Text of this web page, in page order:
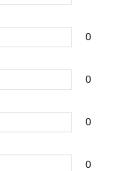
0
0
0
0